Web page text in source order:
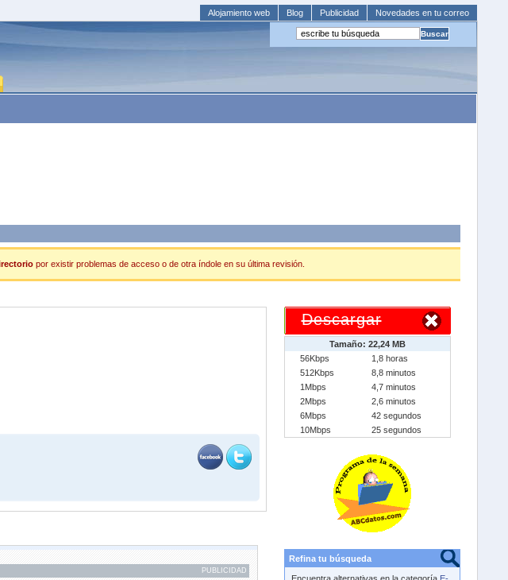
Alojamiento web Blog Publicidad Novedades en tu correo
por existir problemas de acceso o de otra índole en su última revisión.
PUBLICIDAD
Descargar
Tamaño: 22,24 MB
56Kbps
1,8 horas
512Kbps
8,8 minutos
1Mbps
4,7 minutos
2Mbps
2,6 minutos
6Mbps
42 segundos
10Mbps
25 segundos
Refina tu búsqueda